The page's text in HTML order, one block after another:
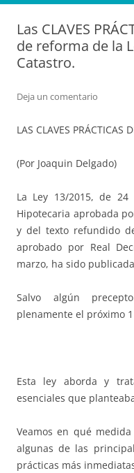
Las CLAVES
de reforma de la
Catastro.
Deja un comentario
LAS CLAVES PRÁCTICAS
(Por Joaquin Delgado)
La Ley 13/2015, de
Hipotecaria aprobada
y del texto refundido
aprobado por Real
marzo, ha sido
Salvo algún
plenamente el próximo
Esta ley aborda y
esenciales que
Veamos en qué
algunas de las
prácticas más